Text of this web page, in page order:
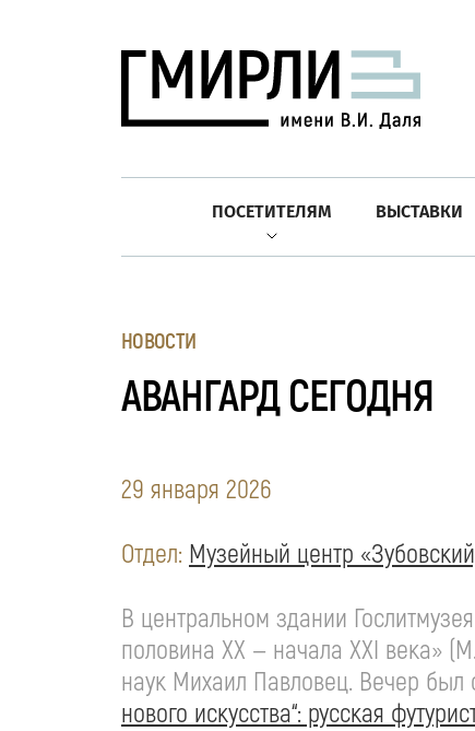
ПОСЕТИТЕЛЯМ ВЫСТАВКИ
НОВОСТИ
АВАНГАРД СЕГОДНЯ
29 января 2026
Отдел: Музейный центр
В центральном здании
половина XX — начала XXI века»
наук Михаил Павловец. Вечер был
нового искусства“: русская